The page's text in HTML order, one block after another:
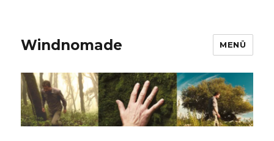
Windnomade MENÜ